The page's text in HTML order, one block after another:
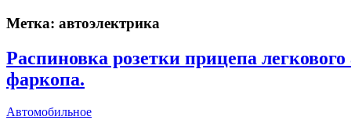
Метка: автоэлектрика
Распиновка розетки прицепа
фаркопа.
Автомобильное